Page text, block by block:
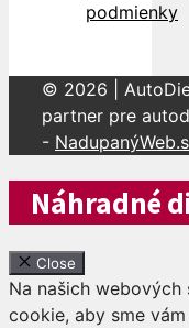
podmienky
© 2026 |
partner pre
-
Náhradné
Close
Na našich
cookie, aby sme